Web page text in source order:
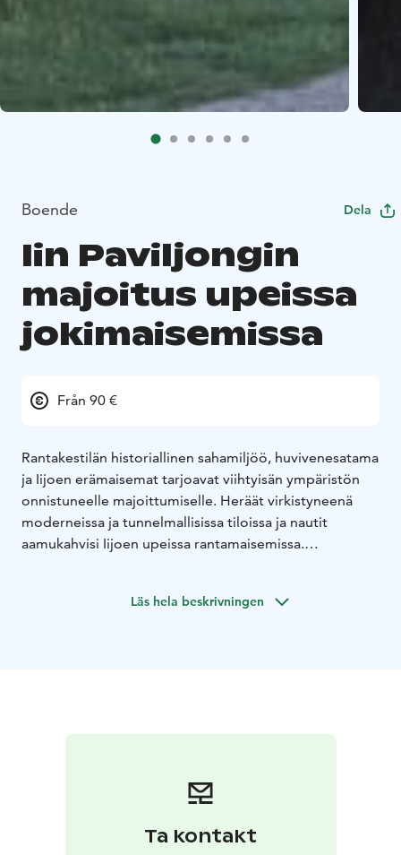
Boende Dela
Iin Paviljongin
majoitus upeissa
jokimaisemissa
Från 90 €
Rantakestilän historiallinen sahamiljöö, huvivenesatama
ja Iijoen erämaisemat tarjoavat viihtyisän ympäristön
onnistuneelle majoittumiselle. Heräät virkistyneenä
moderneissa ja tunnelmallisissa tiloissa ja nautit
aamukahvisi Iijoen upeissa rantamaisemissa.
klassisuuden luoden kodikkaan ja kutsuvan ilmapiirin.
kumpikin. Huvilan joenpuoleisella terassilla on mukava
nauttia vaikka aamukahvit.
yksityisyyttä tarjoavia hotellitasoisia kahden hengen
Läs hela beskrivningen
Ta kontakt